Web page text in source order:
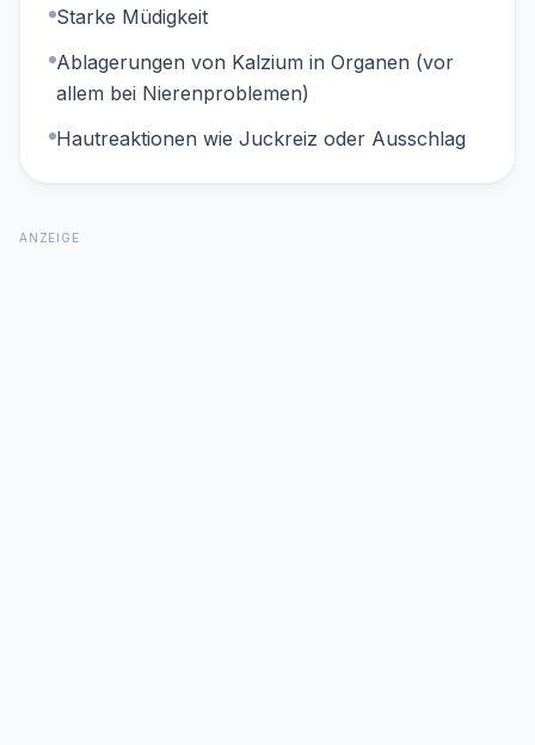
Starke Müdigkeit
Ablagerungen von Kalzium in Organen (vor
allem bei Nierenproblemen)
Hautreaktionen wie Juckreiz oder Ausschlag
ANZEIGE